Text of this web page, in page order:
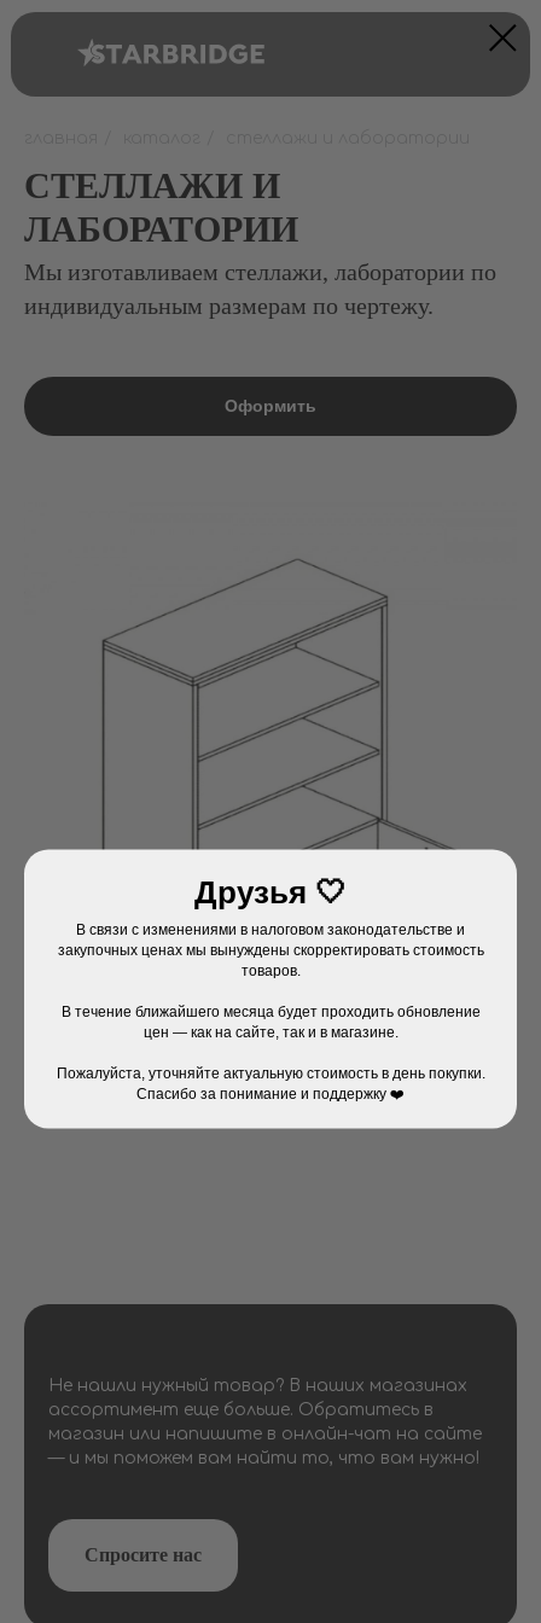
Друзья 🤍
В связи с изменениями в налоговом законодательстве и
закупочных ценах мы вынуждены скорректировать стоимость
товаров.
В течение ближайшего месяца будет проходить обновление
цен — как на сайте, так и в магазине.
Пожалуйста, уточняйте актуальную стоимость в день покупки.
Спасибо за понимание и поддержку ❤️
СТЕЛЛАЖИ И
ЛАБОРАТОРИИ
Мы изготавливаем стеллажи, лаборатории по
индивидуальным размерам по чертежу.
Оформить
Не нашли нужный товар? В наших магазинах
ассортимент еще больше. Обратитесь в
магазин или напишите в онлайн-чат на сайте
— и мы поможем вам найти то, что вам нужно!
Спросите нас